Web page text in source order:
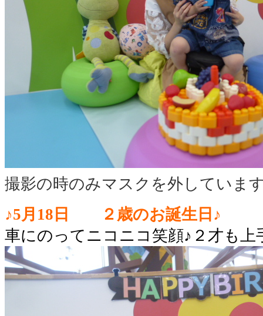
撮影の時のみマスクを外していま
♪5月18日 ２歳のお誕生日♪
車にのってニコニコ笑顔♪２才も上